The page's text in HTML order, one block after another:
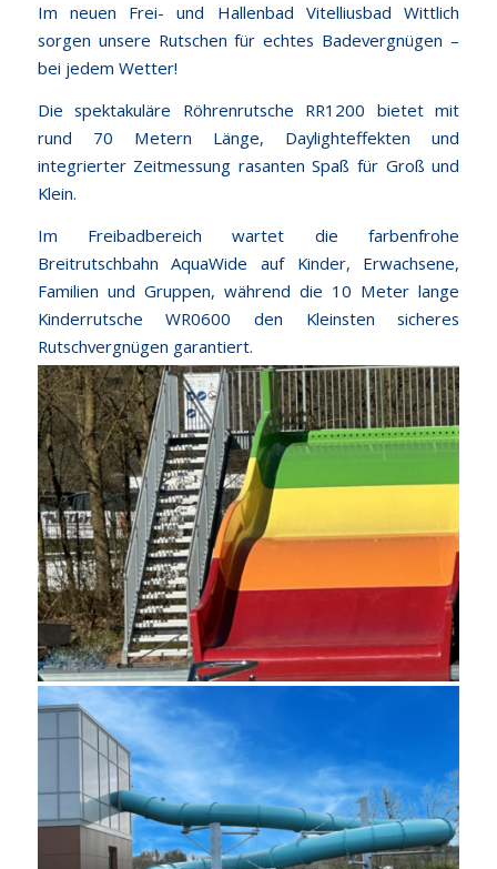
Im neuen Frei- und Hallenbad Vitelliusbad Wittlich
sorgen unsere Rutschen für echtes Badevergnügen –
bei jedem Wetter!
Die spektakuläre Röhrenrutsche RR1200 bietet mit
rund 70 Metern Länge, Daylighteffekten und
integrierter Zeitmessung rasanten Spaß für Groß und
Klein.
Im Freibadbereich wartet die farbenfrohe
Breitrutschbahn AquaWide auf Kinder, Erwachsene,
Familien und Gruppen, während die 10 Meter lange
Kinderrutsche WR0600 den Kleinsten sicheres
Rutschvergnügen garantiert.